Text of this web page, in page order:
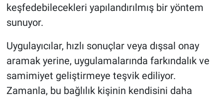
keşfedebilecekleri yapılandırılmış bir yöntem
sunuyor.
Uygulayıcılar, hızlı sonuçlar veya dışsal onay
aramak yerine, uygulamalarında farkındalık ve
samimiyet geliştirmeye teşvik ediliyor.
Zamanla, bu bağlılık kişinin kendisini daha